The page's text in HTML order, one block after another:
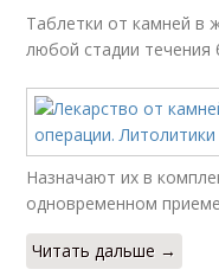
Таблетки от камней в
любой стадии течения
Назначают их в
одновременном
Читать дальше →